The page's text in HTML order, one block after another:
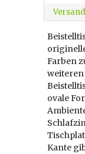
Versand
Farben
ovale
Kante